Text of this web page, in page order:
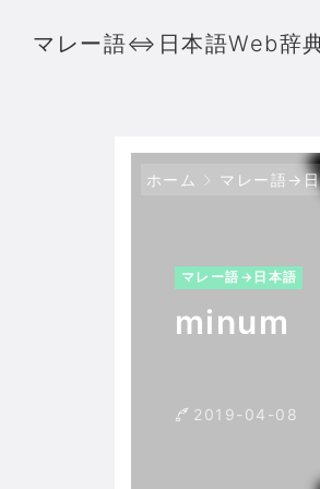
マレー語⇔日本語Web辞
ホーム マレー語→
マレー語→日本語
minum
2019-04-08